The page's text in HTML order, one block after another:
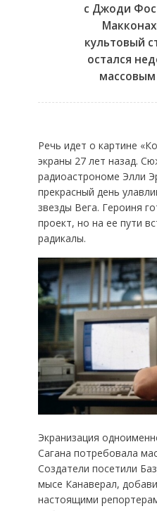
с Джоди
культовый
остался
Речь идет о картине
экраны 27 лет назад.
радиоастрономе Элли
прекрасный день
звезды Вега. Героиня
проект, но на ее пути
радикалы.
Экранизация
Сагана потребовала
Создатели посетили
мысе Канаверал,
настоящими